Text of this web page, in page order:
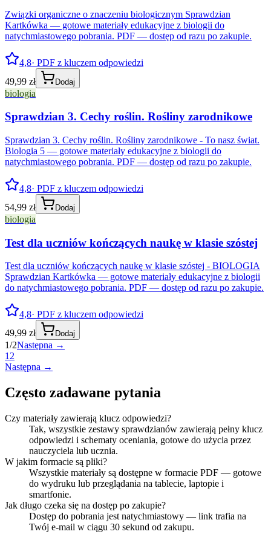
Związki organiczne o znaczeniu biologicznym Sprawdzian
Kartkówka — gotowe materiały edukacyjne z biologii do
natychmiastowego pobrania. PDF — dostęp od razu po zakupie.
4,8· PDF z kluczem odpowiedzi
49,99 zł
Dodaj
biologia
Sprawdzian 3. Cechy roślin. Rośliny zarodnikowe
Sprawdzian 3. Cechy roślin. Rośliny zarodnikowe - To nasz świat.
Biologia 5 — gotowe materiały edukacyjne z biologii do
natychmiastowego pobrania. PDF — dostęp od razu po zakupie.
4,8· PDF z kluczem odpowiedzi
54,99 zł
Dodaj
biologia
Test dla uczniów kończących naukę w klasie szóstej
Test dla uczniów kończących naukę w klasie szóstej - BIOLOGIA
Sprawdzian Kartkówka — gotowe materiały edukacyjne z biologii
do natychmiastowego pobrania. PDF — dostęp od razu po zakupie.
4,8· PDF z kluczem odpowiedzi
49,99 zł
Dodaj
1/2Następna →
1 2
Następna →
Często zadawane pytania
Czy materiały zawierają klucz odpowiedzi?
Tak, wszystkie zestawy sprawdzianów zawierają pełny klucz
odpowiedzi i schematy oceniania, gotowe do użycia przez
nauczyciela lub ucznia.
W jakim formacie są pliki?
Wszystkie materiały są dostępne w formacie PDF — gotowe
do wydruku lub przeglądania na tablecie, laptopie i
smartfonie.
Jak długo czeka się na dostęp po zakupie?
Dostęp do pobrania jest natychmiastowy — link trafia na
Twój e-mail w ciągu 30 sekund od zakupu.